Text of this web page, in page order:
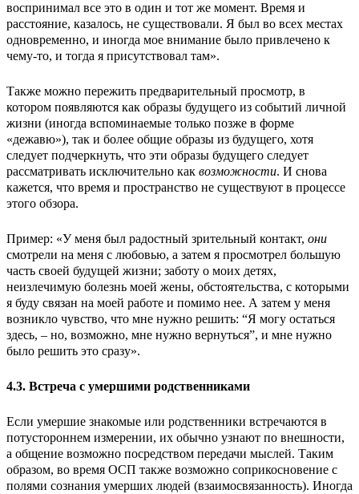
воспринимал все это в один и тот же момент. Время и
расстояние, казалось, не существовали. Я был во всех местах
одновременно, и иногда мое внимание было привлечено к
чему-то, и тогда я присутствовал там».
Также можно пережить предварительный просмотр, в
котором появляются как образы будущего из событий личной
жизни (иногда вспоминаемые только позже в форме
«дежавю»), так и более общие образы из будущего, хотя
следует подчеркнуть, что эти образы будущего следует
рассматривать исключительно как возможности. И снова
кажется, что время и пространство не существуют в процессе
этого обзора.
Пример: «У меня был радостный зрительный контакт, они
смотрели на меня с любовью, а затем я просмотрел большую
часть своей будущей жизни; заботу о моих детях,
неизлечимую болезнь моей жены, обстоятельства, с которыми
я буду связан на моей работе и помимо нее. А затем у меня
возникло чувство, что мне нужно решить: “Я могу остаться
здесь, – но, возможно, мне нужно вернуться”, и мне нужно
было решить это сразу».
4.3. Встреча с умершими родственниками
Если умершие знакомые или родственники встречаются в
потустороннем измерении, их обычно узнают по внешности,
а общение возможно посредством передачи мыслей. Таким
образом, во время ОСП также возможно соприкосновение с
полями сознания умерших людей (взаимосвязанность). Иногда